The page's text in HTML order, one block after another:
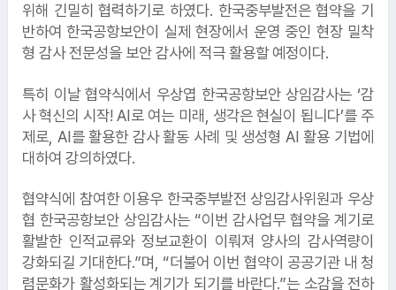
위해 긴밀히 협력하기로 하였다. 한국중부발전은 협약을 기
반하여 한국공항보안이 실제 현장에서 운영 중인 현장 밀착
형 감사 전문성을 보안 감사에 적극 활용할 예정이다.
특히 이날 협약식에서 우상엽 한국공항보안 상임감사는 ‘감
사 혁신의 시작! AI로 여는 미래, 생각은 현실이 됩니다’를 주
제로, AI를 활용한 감사 활동 사례 및 생성형 AI 활용 기법에
대하여 강의하였다.
협약식에 참여한 이용우 한국중부발전 상임감사위원과 우상
협 한국공항보안 상임감사는 “이번 감사업무 협약을 계기로
활발한 인적교류와 정보교환이 이뤄져 양사의 감사역량이
강화되길 기대한다.”며, “더불어 이번 협약이 공공기관 내 청
렴문화가 활성화되는 계기가 되기를 바란다.”는 소감을 전하
1. 한국예탁결제원
2.대한항공